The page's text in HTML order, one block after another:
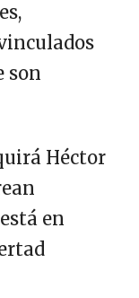
son
Héctor
en